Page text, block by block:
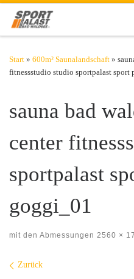
Zum Inhalt springen
Start » 600m² Saunalandschaft »
fitnessstudio studio sportpalast sport
sauna bad
center
sportpalast
goggi_01
mit den Abmessungen 2560 ×
Bilder Navigation
Zurück